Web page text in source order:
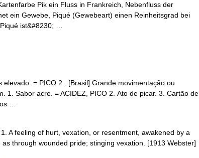
Pik ein Fluss in Frankreich, Nebenfluss der
ein Gewebe, Piqué (Gewebeart) einen Reinheitsgrad bei
ist&#8230; …
= PICO 2. [Brasil] Grande movimentação ou
1. Sabor acre. = ACIDEZ, PICO 2. Ato de picar. 3. Cartão de
…
A feeling of hurt, vexation, or resentment, awakened by a
through wounded pride; stinging vexation. [1913 Webster]